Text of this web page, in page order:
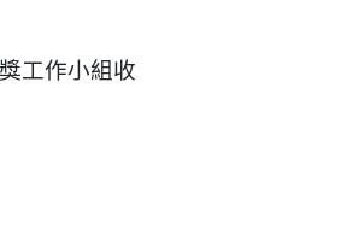
工作小組收